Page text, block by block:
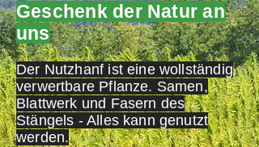
Geschenk der Natur an
uns
Der Nutzhanf ist eine wollständig
verwertbare Pflanze. Samen,
Blattwerk und Fasern des
Stängels - Alles kann genutzt
werden.